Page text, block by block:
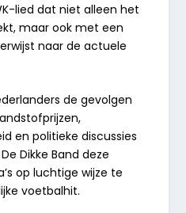
lied dat niet alleen het
maar ook met een
naar de actuele
de gevolgen
en politieke discussies
Dikke Band deze
op luchtige wijze te
voetbalhit.